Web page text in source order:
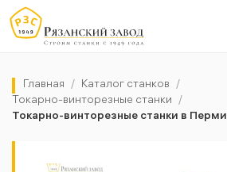
Главная / Каталог станков /
Токарно-винторезные станки /
Токарно-винторезные станки в Перми